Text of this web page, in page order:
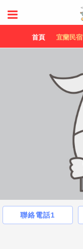
首頁 宜蘭民宿
聯絡電話1